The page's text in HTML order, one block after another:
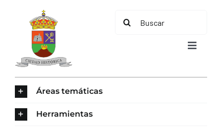
contenido
Buscar:
Toggle
Áreas temáticas
Herramientas